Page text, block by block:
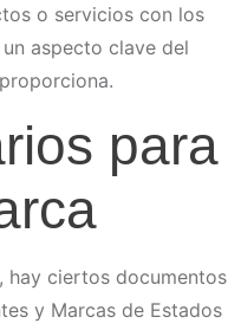
o servicios con los
aspecto clave del
para
hay ciertos documentos
y Marcas de Estados